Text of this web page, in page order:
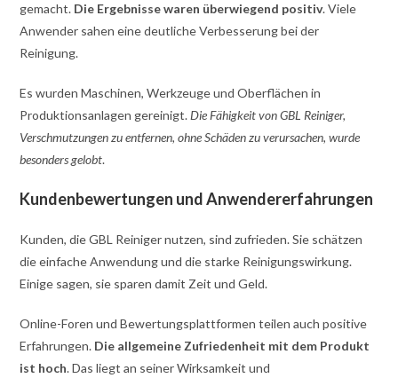
gemacht. Die Ergebnisse waren überwiegend positiv. Viele
Anwender sahen eine deutliche Verbesserung bei der
Reinigung.
Es wurden Maschinen, Werkzeuge und Oberflächen in
Produktionsanlagen gereinigt.Die Fähigkeit von GBL Reiniger,
Verschmutzungen zu entfernen, ohne Schäden zu verursachen, wurde
besonders gelobt.
Kundenbewertungen und Anwendererfahrungen
Kunden, die GBL Reiniger nutzen, sind zufrieden. Sie schätzen
die einfache Anwendung und die starke Reinigungswirkung.
Einige sagen, sie sparen damit Zeit und Geld.
Online-Foren und Bewertungsplattformen teilen auch positive
Erfahrungen. Die allgemeine Zufriedenheit mit dem Produkt
ist hoch. Das liegt an seiner Wirksamkeit und